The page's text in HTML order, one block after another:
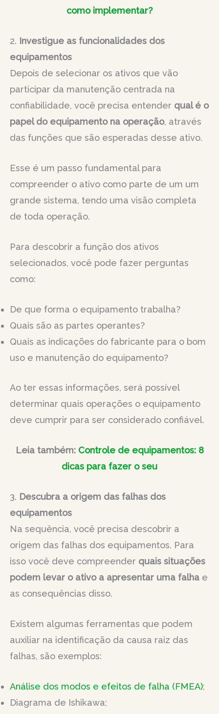
como implementar?
2. Investigue as funcionalidades dos
equipamentos
Depois de selecionar os ativos que vão
participar da manutenção centrada na
confiabilidade, você precisa entender qual é o
papel do equipamento na operação, através
das funções que são esperadas desse ativo.
Esse é um passo fundamental para
compreender o ativo como parte de um um
grande sistema, tendo uma visão completa
de toda operação.
Para descobrir a função dos ativos
selecionados, você pode fazer perguntas
como:
De que forma o equipamento trabalha?
Quais são as partes operantes?
Quais as indicações do fabricante para o bom
uso e manutenção do equipamento?
Ao ter essas informações, será possível
determinar quais operações o equipamento
deve cumprir para ser considerado confiável.
Leia também: Controle de equipamentos: 8
dicas para fazer o seu
3. Descubra a origem das falhas dos
equipamentos
Na sequência, você precisa descobrir a
origem das falhas dos equipamentos. Para
isso você deve compreender quais situações
podem levar o ativo a apresentar uma falha e
as consequências disso.
Existem algumas ferramentas que podem
auxiliar na identificação da causa raiz das
falhas, são exemplos:
Análise dos modos e efeitos de falha (FMEA);
Diagrama de Ishikawa;